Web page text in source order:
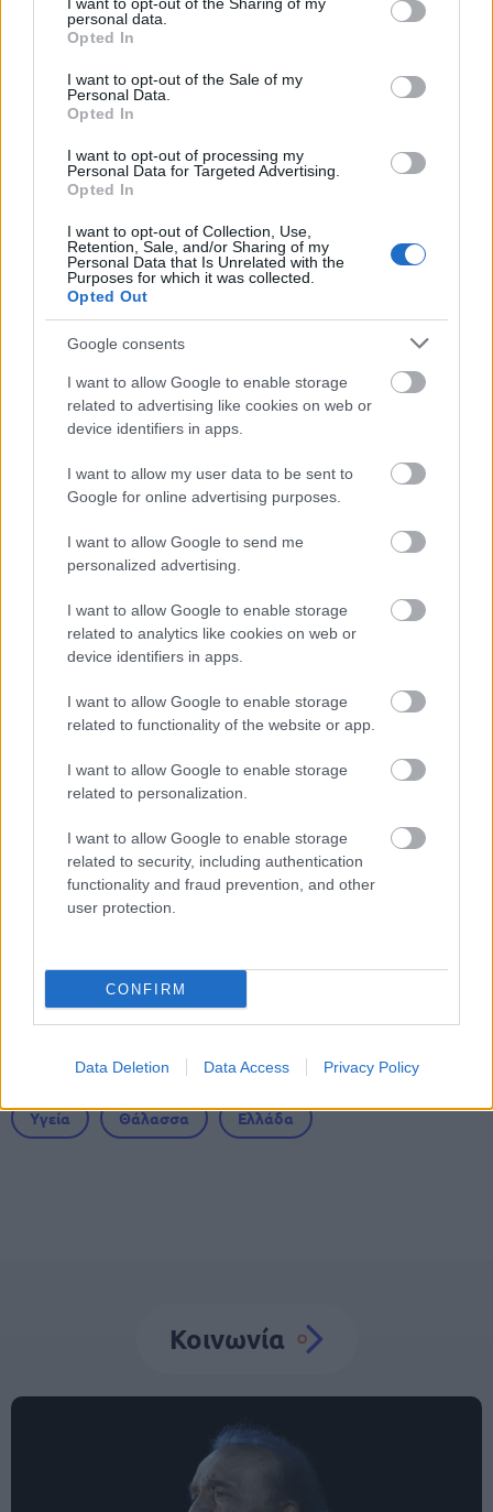
grant or deny consent to Google and its third-party tags to
use your data for below specified purposes in below Google
consent section.
personal data.
Opted In
I want to opt-out of the Sale of my
Personal Data.
Opted In
I want to opt-out of processing my
Personal Data for Targeted Advertising.
Opted In
I want to opt-out of Collection, Use,
Retention, Sale, and/or Sharing of my
Personal Data that Is Unrelated with the
Purposes for which it was collected.
Opted Out
Google consents
I want to allow Google to enable storage
related to advertising like cookies on web or
device identifiers in apps.
I want to allow my user data to be sent to
Google for online advertising purposes.
I want to allow Google to send me
personalized advertising.
I want to allow Google to enable storage
related to analytics like cookies on web or
device identifiers in apps.
I want to allow Google to enable storage
related to functionality of the website or app.
I want to allow Google to enable storage
related to personalization.
I want to allow Google to enable storage
related to security, including authentication
functionality and fraud prevention, and other
user protection.
CONFIRM
Data Deletion Data Access Privacy Policy
ΑΣΕΠ: Εξ αποστάσεως η πιο Εύκολη
Πιστοποίηση Υπολογιστών σε 2
μέρες
Μάθε πρώτος όλες τις σημαντικές
ειδήσεις.
Βάλε το proson.gr στα αποτελέσματα
αναζήτησης της Google
Δημοφιλείς Ειδήσεις
ΔΥΠΑ/ΟΑΕΔ: 8.000 νέες προσλήψεις -
Από σήμερα οι αιτήσεις
Αλλάζουν τα χαρτονομίσματα ευρώ –
Οριστικά εκτός το 500ευρο
Τι σημαίνει η λέξη «προικοδότης»
ΑΣΕΠ - Μόνιμες προσλήψεις στη
Δημοτική Αστυνομία: Νέα οριστικά
Υγεία Θάλασσα Ελλάδα
Κοινωνία